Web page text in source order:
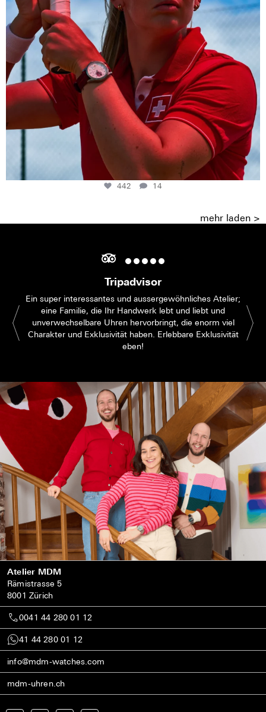
442 14
mehr laden >
Tripadvisor
Ein super interessantes und aussergewöhnliches Atelier;
eine Familie, die Ihr Handwerk lebt und liebt und
unverwechselbare Uhren hervorbringt, die enorm viel
Charakter und Exklusivität haben. Erlebbare Exklusivität
eben!
Atelier MDM
Rämistrasse 5
8001 Zürich
0041 44 280 01 12
41 44 280 01 12
info@mdm-watches.com
mdm-uhren.ch